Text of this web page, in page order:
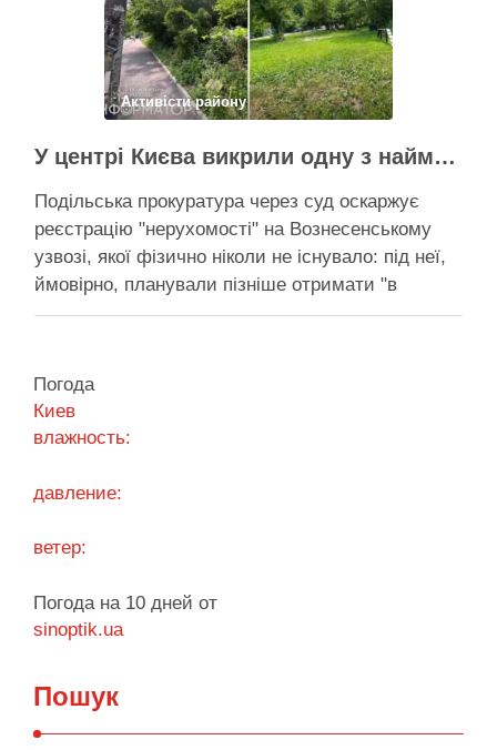
необхідності забезпечити теплом понад 400
будинків. …
Поділитися у соцмережах:
Активісти району
У центрі Києва викрили одну з наймасштабніших туалетних схем з фіктивним будинком
Подільська прокуратура через суд оскаржує
реєстрацію "нерухомості" на Вознесенському
узвозі, якої фізично ніколи не існувало: під неї,
ймовірно, планували пізніше отримати "в
обслуговування" земельну ділянку Прокуратура
забудувати зелені схили Подільська окружна
прокуратура міста Києва подала до суду …
Погода
Киев
влажность:
давление:
ветер:
Погода на 10 дней от
sinoptik.ua
Пошук